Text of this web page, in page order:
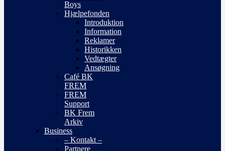
Boys
Hjælpefonden
Introduktion
Information
Reklamer
Historikken
Vedtægter
Ansøgning
Café BK
FREM
FREM
Support
BK Frem
Arkiv
Business
– Kontakt –
Partnere